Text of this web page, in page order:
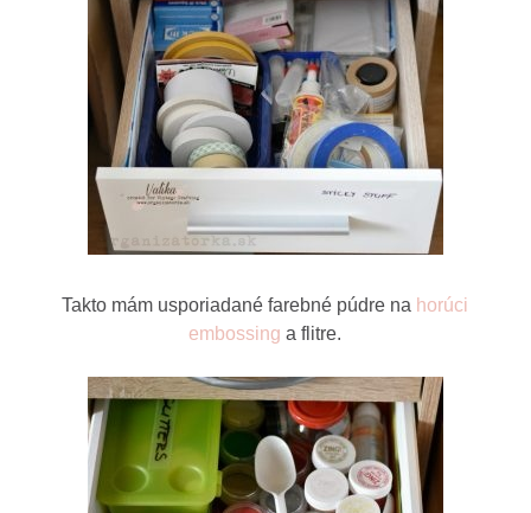
Takto mám usporiadané farebné púdre na horúci
embossing a flitre.